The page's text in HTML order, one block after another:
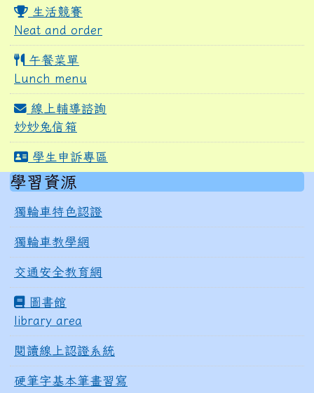
生活競賽
Neat and order
午餐菜單
Lunch menu
線上輔導諮詢
妙妙兔信箱
學生申訴專區
右邊區域內容
學習資源
獨輪車特色認證
獨輪車教學網
交通安全教育網
圖書館
library area
閱讀線上認證系統
硬筆字基本筆畫習寫